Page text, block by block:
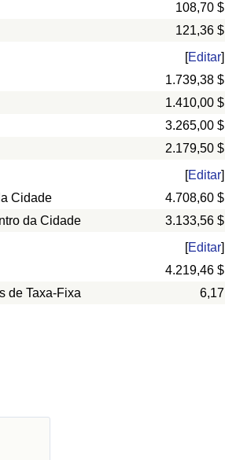
108,70 $
121,36 $
[Editar]
1.739,38 $
1.410,00 $
3.265,00 $
2.179,50 $
[Editar]
Cidade
4.708,60 $
da Cidade 3.133,56 $
[Editar]
4.219,46 $
de Taxa-Fixa
6,17